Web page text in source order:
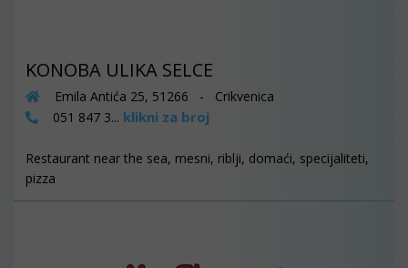
KONOBA ULIKA SELCE
Emila Antića 25, 51266 - Crikvenica
051 847 3... klikni za broj
Restaurant near the sea, mesni, riblji, domaći, specijaliteti,
pizza